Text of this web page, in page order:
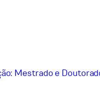
Mestrado e